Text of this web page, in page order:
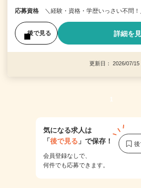
応募資格 ＼経験・資格・学歴いっさい不問！
後で見る 詳細を
更新日： 2026/07/
1
気になる求人は
「後で見る 」で保存！
会員登録なしで、
何件でも応募できます。